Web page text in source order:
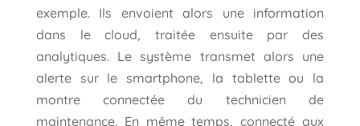
exemple. Ils envoient alors une information
dans le cloud, traitée ensuite par des
analytiques. Le système transmet alors une
alerte sur le smartphone, la tablette ou la
montre connectée du technicien de
maintenance. En même temps, connecté aux